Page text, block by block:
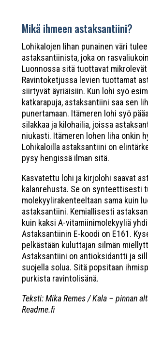
Mikä ihmeen astaksantiini?
Lohikalojen lihan punainen väri tulee
astaksantiinista, joka on
Luonnossa sitä tuottavat
Ravintoketjussa levien tuottamat
siirtyvät äyriäisiin. Kun lohi syö
katkarapuja, astaksantiini saa sen
punertamaan. Itämeren lohi syö
silakkaa ja kilohailia, joissa
niukasti. Itämeren lohen liha onkin
Lohikaloilla astaksantiini on
pysy hengissä ilman sitä.
Kasvatettu lohi ja kirjolohi saavat
kalanrehusta. Se on synteettisesti
molekyylirakenteeltaan sama kuin
astaksantiini. Kemiallisesti
kuin kaksi A-vitamiinimolekyyliä
Astaksantiinin E-koodi on E161.
pelkästään kuluttajan silmän
Astaksantiini on antioksidantti ja
suojella solua. Sitä popsitaan
purkista ravintolisänä.
Teksti: Mika Remes / Kala – pinnan
Readme.fi